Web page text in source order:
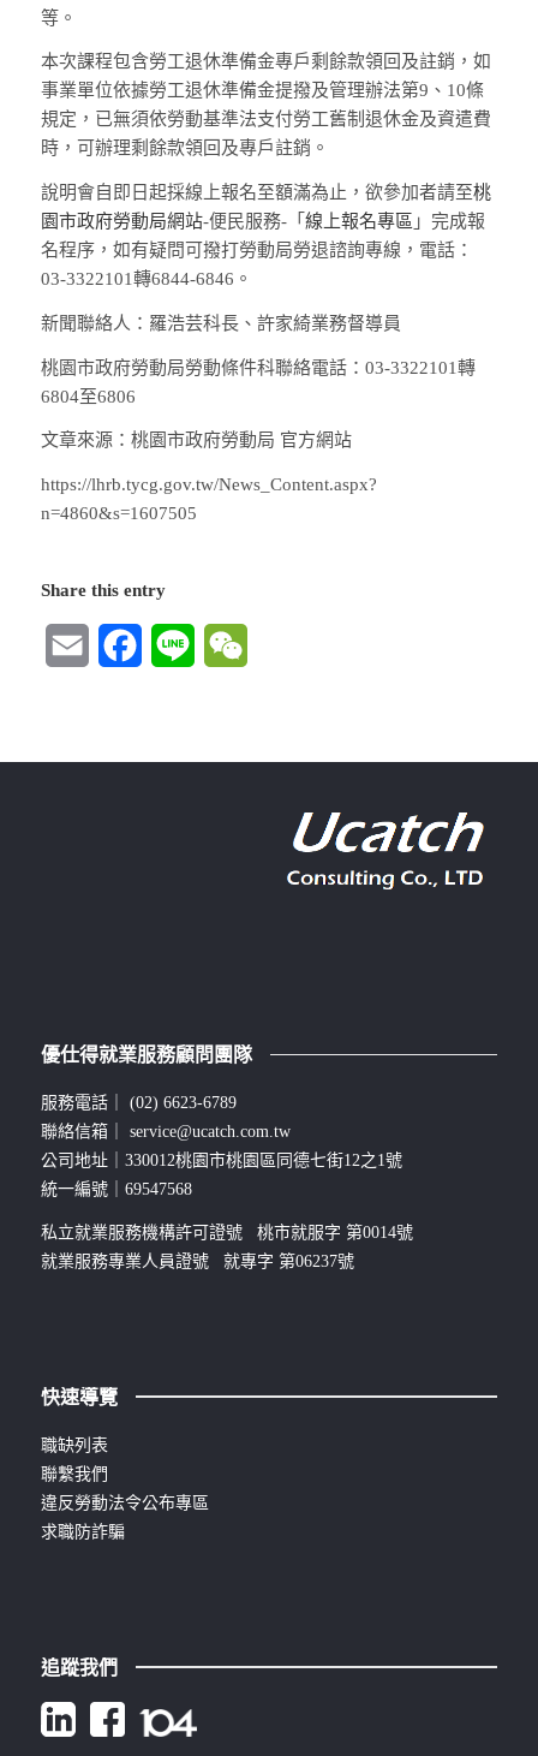
等。
本次課程包含勞工退休準備金專戶剩餘款領回及註銷，如
事業單位依據勞工退休準備金提撥及管理辦法第9、10條
規定，已無須依勞動基準法支付勞工舊制退休金及資遣費
時，可辦理剩餘款領回及專戶註銷。
說明會自即日起採線上報名至額滿為止，欲參加者請至桃
園市政府勞動局網站-便民服務-「 線上報名專區 」完成報
名程序，如有疑問可撥打勞動局勞退諮詢專線，電話：
03-3322101轉6844-6846。
新聞聯絡人：羅浩芸科長、許家綺業務督導員
桃園市政府勞動局勞動條件科聯絡電話：03-3322101轉
6804至6806
文章來源：桃園市政府勞動局 官方網站
https://lhrb.tycg.gov.tw/News_Content.aspx?
n=4860&s=1607505
Share this entry
Email FacebookLine
優仕得就業服務顧問團隊
服務電話｜ (02) 6623-6789
聯絡信箱｜ service@ucatch.com.tw
公司地址｜330012桃園市桃園區同德七街12之1號
統一編號｜69547568
私立就業服務機構許可證號 桃市就服字 第0014號
就業服務專業人員證號 就專字 第06237號
快速導覽
職缺列表
聯繫我們
違反勞動法令公布專區
求職防詐騙
追蹤我們